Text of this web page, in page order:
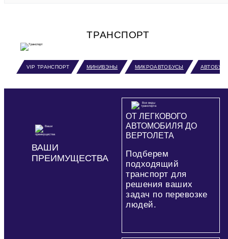
ТРАНСПОРТ
VIP ТРАНСПОРТ МИНИВЭНЫ МИКРОАВТОБУСЫ
ВАШИ
ПРЕИМУЩЕСТВА
ОТ ЛЕГКОВОГО
АВТОМОБИЛЯ ДО
ВЕРТОЛЕТА
Подберем
подходящий
транспорт для
решения ваших
задач по перевозке
людей.